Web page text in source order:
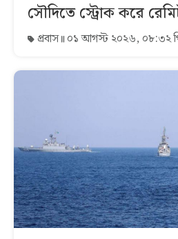
সৌদিতে স্ট্রোক করে
প্রবাস ০১ আগস্ট ২০২৬, ০৮:৩২